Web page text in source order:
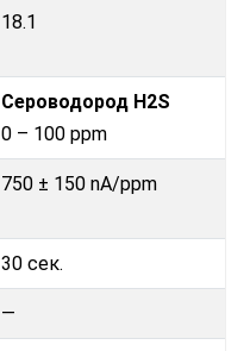
18.1
Сероводород H2S
0 – 100 ppm
750 ± 150 nA/ppm
30 сек.
—